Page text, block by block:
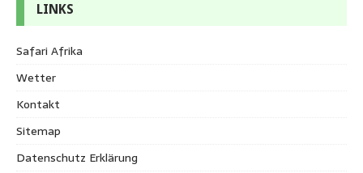
LINKS
Safari Afrika
Wetter
Kontakt
Sitemap
Datenschutz Erklärung